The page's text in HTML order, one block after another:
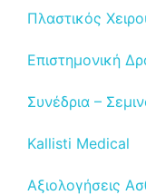
Πλαστικός
Επιστημονική
Συνέδρια –
Kallisti Medical
Αξιολογήσεις